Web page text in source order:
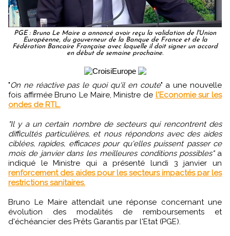
PGE : Bruno Le Maire a annoncé avoir reçu la validation de l'Union
Européenne, du gouverneur de la Banque de France et de la
Fédération Bancaire Française avec laquelle il doit signer un accord
en début de semaine prochaine.
" On ne réactive pas le quoi qu'il en coute" a une nouvelle
fois affirmée Bruno Le Maire, Ministre de l'Economie sur les
ondes de RTL.
"Il y a un certain nombre de secteurs qui rencontrent des
difficultés particulières, et nous répondons avec des aides
ciblées, rapides, efficaces pour qu'elles puissent passer ce
mois de janvier dans les meilleures conditions possibles"a
indiqué le Ministre qui a présenté lundi 3 janvier un
renforcement des aides pour les secteurs impactés par les
restrictions sanitaires.
Bruno Le Maire attendait une réponse concernant une
évolution des modalités de remboursements et
d'échéancier des Prêts Garantis par l'Etat (PGE).